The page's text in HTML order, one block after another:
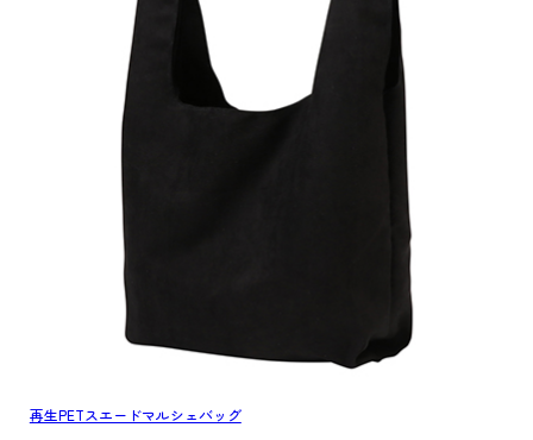
再生PETスエードマルシェバッグ